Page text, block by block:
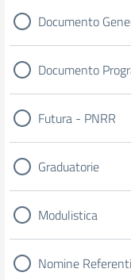
Documento
Documento
Futura - PNRR
Graduatorie
Modulistica
Nomine Referenti